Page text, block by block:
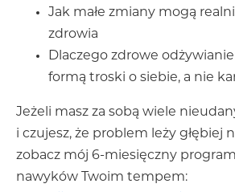
Jak małe zmiany mogą
zdrowia
Dlaczego zdrowe
formą troski o siebie, a nie
Jeżeli masz za sobą wiele
i czujesz, że problem leży głębiej
zobacz mój 6-miesięczny
nawyków Twoim tempem: